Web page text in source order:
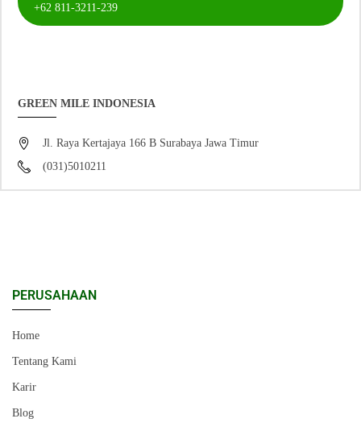
+62 811-3211-239
GREEN MILE INDONESIA
Jl. Raya Kertajaya 166 B Surabaya Jawa Timur
(031)5010211
PERUSAHAAN
Home
Tentang Kami
Karir
Blog